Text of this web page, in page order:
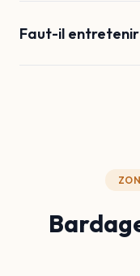
Faut-il entretenir